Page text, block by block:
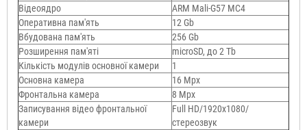
Відеоядро
ARM Mali-G57 MC4
Оперативна пам'ять
12 Gb
Вбудована пам'ять
256 Gb
Розширення пам'яті
microSD, до 2 Тb
Кількість модулів основної камери
1
Основна камера
16 Mpx
Фронтальна камера
8 Mpx
Записування відео фронтальної
камери
Full HD/1920х1080/
стереозвук